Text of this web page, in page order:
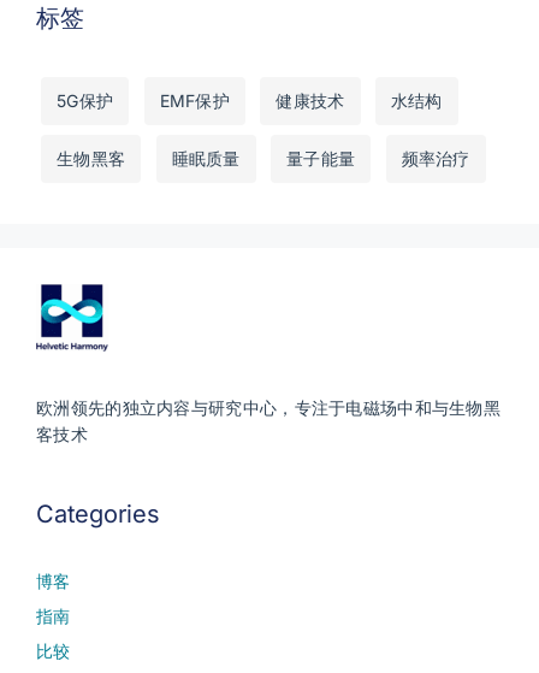
标签
5G保护 EMF保护 健康技术 水结构
生物黑客 睡眠质量 量子能量 频率治疗
欧洲领先的独立内容与研究中心，专注于电磁场中和与生物黑
客技术
Categories
博客
指南
比较